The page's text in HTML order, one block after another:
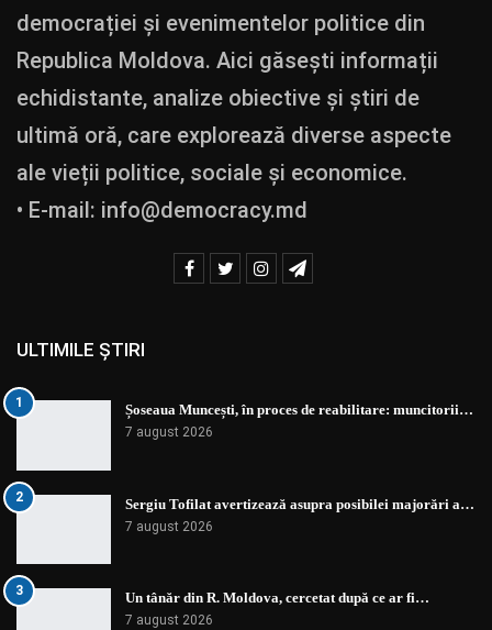
democrației și evenimentelor politice din
Republica Moldova. Aici găsești informații
echidistante, analize obiective și știri de
ultimă oră, care explorează diverse aspecte
ale vieții politice, sociale și economice.
• E-mail: info@democracy.md
ULTIMILE ȘTIRI
1 Șoseaua Muncești, în proces de reabilitare: muncitorii…
7 august 2026
2 Sergiu Tofilat avertizează asupra posibilei majorări a…
7 august 2026
3 Un tânăr din R. Moldova, cercetat după ce ar fi…
7 august 2026